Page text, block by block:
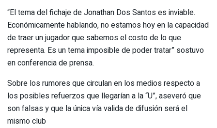
“El tema del fichaje de Jonathan Dos Santos es inviable.
Económicamente hablando, no estamos hoy en la capacidad
de traer un jugador que sabemos el costo de lo que
representa. Es un tema imposible de poder tratar” sostuvo
en conferencia de prensa.
Sobre los rumores que circulan en los medios respecto a
los posibles refuerzos que llegarían a la “U”, aseveró que
son falsas y que la única vía valida de difusión será el
mismo club